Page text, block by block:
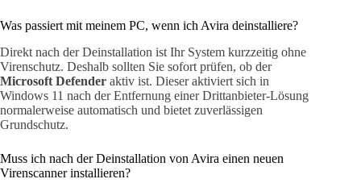
Was passiert mit meinem PC, wenn ich Avira deinstalliere?
Direkt nach der Deinstallation ist Ihr System kurzzeitig ohne
Virenschutz. Deshalb sollten Sie sofort prüfen, ob der
Microsoft Defender aktiv ist. Dieser aktiviert sich in
Windows 11 nach der Entfernung einer Drittanbieter-Lösung
normalerweise automatisch und bietet zuverlässigen
Grundschutz.
Muss ich nach der Deinstallation von Avira einen neuen
Virenscanner installieren?